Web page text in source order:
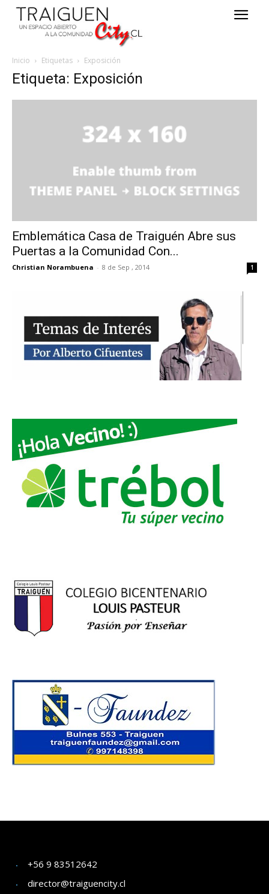
Inicio Etiquetas Exposición
Etiqueta: Exposición
Emblemática Casa de Traiguén Abre sus
Puertas a la Comunidad Con...
Christian Norambuena - 8 de Sep , 2014 1
+56 9 83512642
director@traiguencity.cl